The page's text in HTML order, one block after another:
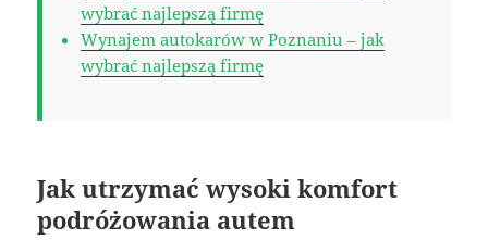
wybrać najlepszą firmę
Wynajem autokarów w Poznaniu – jak
wybrać najlepszą firmę
Jak utrzymać wysoki komfort
podróżowania autem